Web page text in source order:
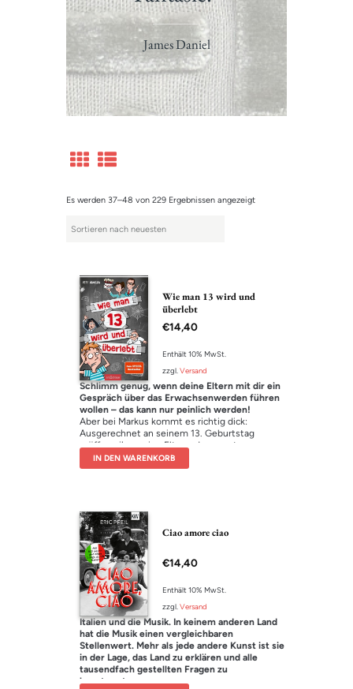
James Daniel
Es werden 37–48 von 229 Ergebnissen angezeigt
Wie man 13 wird und
überlebt
€14,40
Enthält 10% MwSt.
zzgl.Versand
Schlimm genug, wenn deine Eltern mit dir ein
Gespräch über das Erwachsenwerden führen
wollen – das kann nur peinlich werden!
Aber bei Markus kommt es richtig dick:
Ausgerechnet an seinem 13. Geburtstag
eröffnen ihm seine Eltern, dass er etwas „ganz
besonderes“ ist. Sie behaupten ernsthaft, er
sei ein Halbvampir! Als wäre es nicht schon
und einer Allergie gegen Pizza mit Knoblauch
herumschlagen. Wie soll man es da schaffen, in
der Schule und bei den Mädchen beliebt zu
sein?
Lustig und spannend:
Idealer Lesestoff für Jungs und Mädchen
Witzige Kapitel im Blog-Stil:
Kurze Lesehappen auch für ungeübte Leser
geeignet
Das perfekte Geschenk:
Nicht nur zum 13. Geburtstag
IN DEN WARENKORB
Ciao amore ciao
€14,40
Enthält 10% MwSt.
zzgl. Versand
Italien und die Musik. In keinem anderen Land
hat die Musik einen vergleichbaren
Stellenwert. Mehr als jede andere Kunst ist sie
in der Lage, das Land zu erklären und alle
tausendfach gestellten Fragen zu
beantworten.